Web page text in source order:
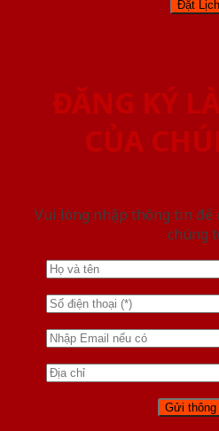
ĐĂNG KÝ
CỦA
Vui lòng nhập thông tin để
chúng